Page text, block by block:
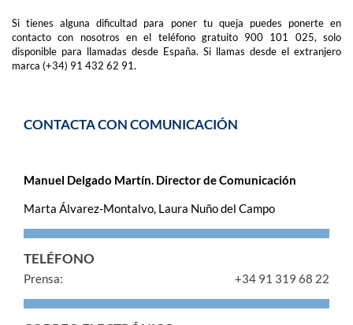
Si tienes alguna dificultad para poner tu queja puedes ponerte en
contacto con nosotros en el teléfono gratuito 900 101 025, solo
disponible para llamadas desde España. Si llamas desde el extranjero
marca (+34) 91 432 62 91.
CONTACTA CON COMUNICACIÓN
Manuel Delgado Martín. Director de Comunicación
Marta Álvarez-Montalvo, Laura Nuño del Campo
TELÉFONO
Prensa: +34 91 319 68 22